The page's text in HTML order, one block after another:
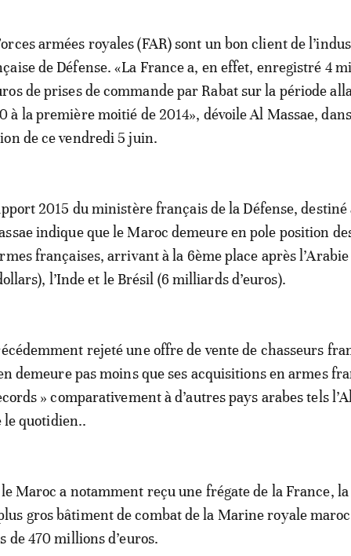
armées royales (FAR) sont un bon client de
de Défense. «La France a, en effet, enregistré 4
de prises de commande par Rabat sur la période
à la première moitié de 2014», dévoile Al Massae,
de ce vendredi 5 juin.
2015 du ministère français de la Défense, destiné
indique que le Maroc demeure en pole position
françaises, arrivant à la 6ème place après
l’Inde et le Brésil (6 milliards d’euros).
rejeté une offre de vente de chasseurs
demeure pas moins que ses acquisitions en armes
» comparativement à d’autres pays arabes tels
le quotidien..
Maroc a notamment reçu une frégate de la France,
gros bâtiment de combat de la Marine royale
de 470 millions d’euros.